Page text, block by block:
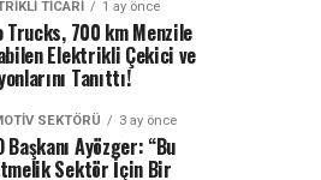
TICARI 1 ay önce
Trucks, 700 km Menzile
Elektrikli Çekici ve
Tanıttı!
SEKTÖRÜ 3 ay önce
Başkanı Ayözger: “Bu
Sektör İçin Bir